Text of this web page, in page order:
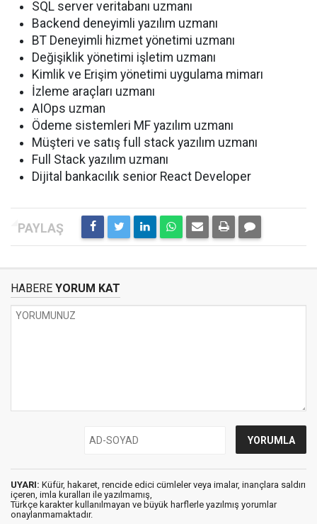
SQL server veritabanı uzmanı
Backend deneyimli yazılım uzmanı
BT Deneyimli hizmet yönetimi uzmanı
Değişiklik yönetimi işletim uzmanı
Kimlik ve Erişim yönetimi uygulama mimarı
İzleme araçları uzmanı
AIOps uzman
Ödeme sistemleri MF yazılım uzmanı
Müşteri ve satış full stack yazılım uzmanı
Full Stack yazılım uzmanı
Dijital bankacılık senior React Developer
HABERE YORUM KAT
UYARI: Küfür, hakaret, rencide edici cümleler veya imalar, inançlara saldırı
içeren, imla kuralları ile yazılmamış,
Türkçe karakter kullanılmayan ve büyük harflerle yazılmış yorumlar
onaylanmamaktadır.